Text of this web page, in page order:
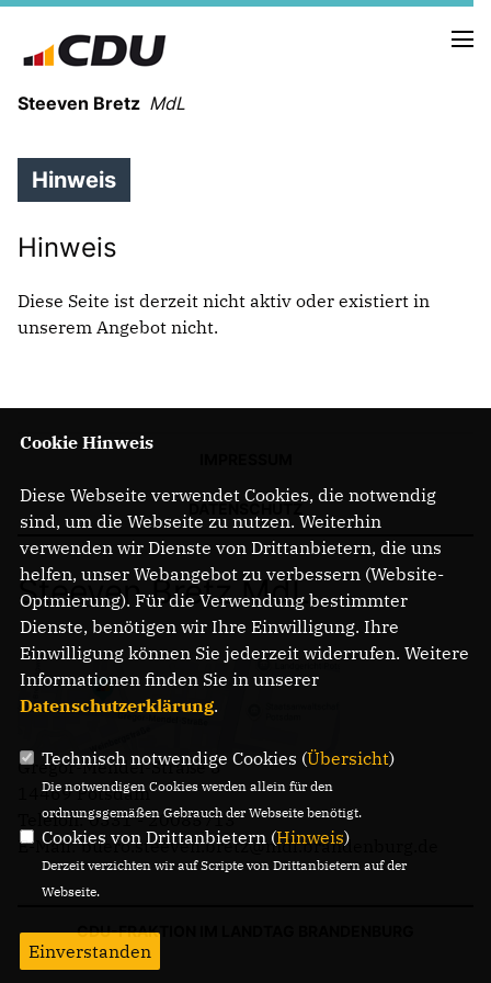
Steeven Bretz MdL
WAHLKREISBESUCHE
PRESSEFOTOS
Anträge CDU
Kleine Anfragen
CDU Deutschland
CDU Fraktion im Brandenburger Landtag
CDU Brandenburg
CDU Potsdam
Hinweis
Hinweis
Diese Seite ist derzeit nicht aktiv oder existiert in
unserem Angebot nicht.
Steeven Bretz MdL
Gregor-Mendel-Straße 3
14469 Potsdam
Telefon: 0331 - 20085713
E-Mail: buero.steeven.bretz@mdl.brandenburg.de
CDU-FRAKTION IM LANDTAG BRANDENBURG
Cookie Hinweis
Diese Webseite verwendet Cookies, die notwendig
sind, um die Webseite zu nutzen. Weiterhin
verwenden wir Dienste von Drittanbietern, die uns
helfen, unser Webangebot zu verbessern (Website-
Optmierung). Für die Verwendung bestimmter
Dienste, benötigen wir Ihre Einwilligung. Ihre
Einwilligung können Sie jederzeit widerrufen. Weitere
Informationen finden Sie in unserer
Datenschutzerklärung.
Technisch notwendige Cookies (Übersicht)
Die notwendigen Cookies werden allein für den
ordnungsgemäßen Gebrauch der Webseite benötigt.
Cookies von Drittanbietern (Hinweis)
Derzeit verzichten wir auf Scripte von Drittanbietern auf der
Webseite.
Einverstanden